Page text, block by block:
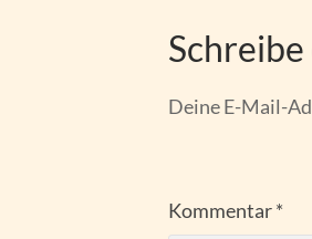
Deine E-Mail-
Kommentar*